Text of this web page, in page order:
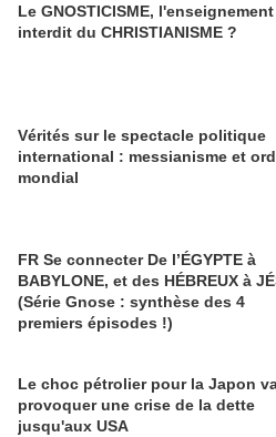
Le GNOSTICISME, l'enseignement
interdit du CHRISTIANISME ?
Vérités sur le spectacle politique
international : messianisme et
mondial
FR Se connecter De l’ÉGYPTE à
BABYLONE, et des HÉBREUX à
(Série Gnose : synthèse des 4
premiers épisodes !)
Le choc pétrolier pour la Japon
provoquer une crise de la dette
jusqu'aux USA